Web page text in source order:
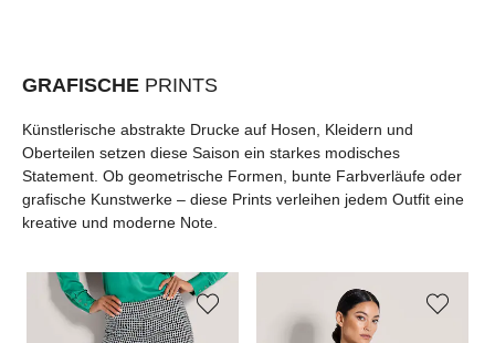
GRAFISCHE PRINTS
Künstlerische abstrakte Drucke auf Hosen, Kleidern und
Oberteilen setzen diese Saison ein starkes modisches
Statement. Ob geometrische Formen, bunte Farbverläufe oder
grafische Kunstwerke – diese Prints verleihen jedem Outfit eine
kreative und moderne Note.